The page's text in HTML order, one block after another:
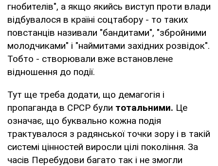
гнобителів", а якщо якийсь виступ проти влади
відбувалося в країні соцтабору - то таких
повстанців називали "бандитами", "збройними
молодчиками" і "наймитами західних розвідок".
Тобто - створювали вже встановлене
відношення до події.
Тут ще треба додати, що демагогія і
пропаганда в СРСР були тотальними. Це
означає, що буквально кожна подія
трактувалося з радянської точки зору і в такій
системі цінностей виросли цілі покоління. За
часів Перебудови багато так і не змогли